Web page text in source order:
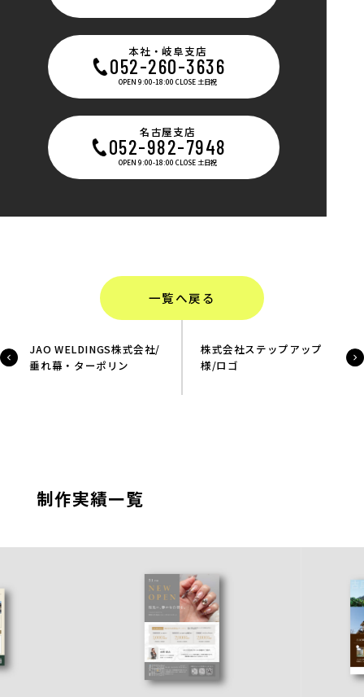
本社・岐阜支店
052-260-3636
OPEN 9:00-18:00 CLOSE 土日祝
名古屋支店
052-982-7948
OPEN 9:00-18:00 CLOSE 土日祝
一覧へ戻る
JAO WELDINGS株式会社/
垂れ幕・ターポリン
株式会社ステップアップ
様/ロゴ
制作実績一覧